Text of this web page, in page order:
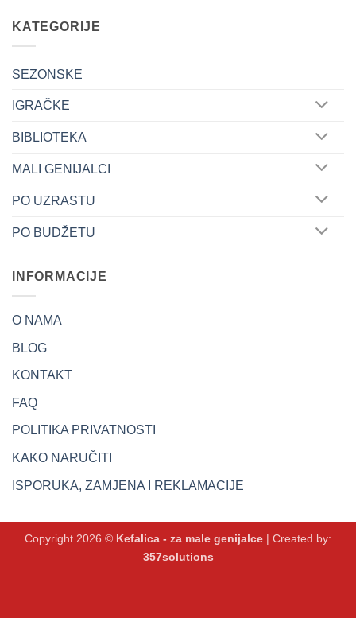
KATEGORIJE
SEZONSKE
IGRAČKE
BIBLIOTEKA
MALI GENIJALCI
PO UZRASTU
PO BUDŽETU
INFORMACIJE
O NAMA
BLOG
KONTAKT
FAQ
POLITIKA PRIVATNOSTI
KAKO NARUČITI
ISPORUKA, ZAMJENA I REKLAMACIJE
Copyright 2026 © Kefalica - za male genijalce | Created by:
357solutions